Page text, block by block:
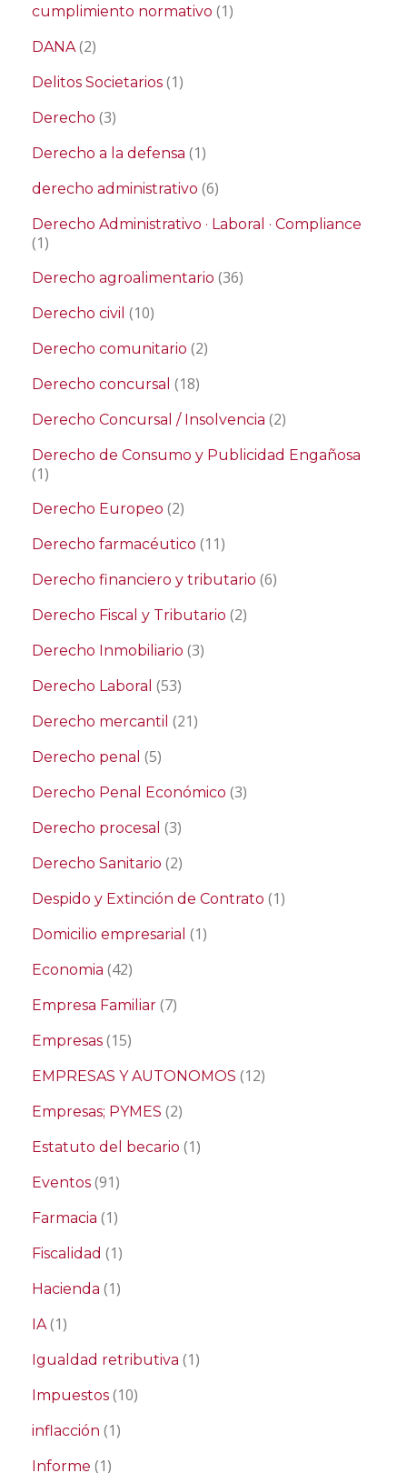
cumplimiento normativo (1)
DANA(2)
Delitos Societarios (1)
Derecho (3)
Derecho a la defensa (1)
derecho administrativo (6)
Derecho Administrativo · Laboral · Compliance
(1)
Derecho agroalimentario (36)
Derecho civil (10)
Derecho comunitario (2)
Derecho concursal (18)
Derecho Concursal / Insolvencia (2)
Derecho de Consumo y Publicidad Engañosa
(1)
Derecho Europeo (2)
Derecho farmacéutico (11)
Derecho financiero y tributario (6)
Derecho Fiscal y Tributario (2)
Derecho Inmobiliario (3)
Derecho Laboral (53)
Derecho mercantil (21)
Derecho penal (5)
Derecho Penal Económico (3)
Derecho procesal (3)
Derecho Sanitario (2)
Despido y Extinción de Contrato (1)
Domicilio empresarial (1)
Economia (42)
Empresa Familiar (7)
Empresas (15)
EMPRESAS Y AUTONOMOS (12)
Empresas; PYMES (2)
Estatuto del becario (1)
Eventos (91)
Farmacia (1)
Fiscalidad (1)
Hacienda (1)
IA(1)
Igualdad retributiva (1)
Impuestos (10)
inflacción (1)
Informe (1)